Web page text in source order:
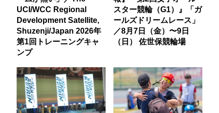
UCI/WCC Regional
Development Satellite,
Shuzenji/Japan 2026年
第1回トレーニングキャ
ンプ
スター競輪（G1）』「ガ
ールズドリームレース」
／8月7日（金）〜9日
（日） 佐世保競輪場